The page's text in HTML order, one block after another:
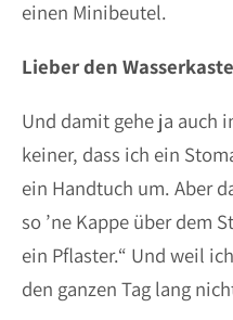
einen Minibeutel.
Lieber den
Und damit gehe ja auch
keiner, dass ich ein
ein Handtuch um. Aber
so ’ne Kappe über dem
ein Pflaster.“ Und weil
den ganzen Tag lang